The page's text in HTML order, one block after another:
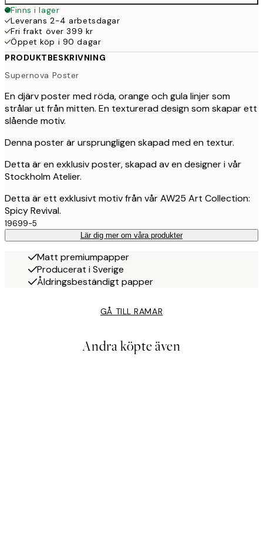
Finns i lager
Leverans 2-4 arbetsdagar
Fri frakt över 399 kr
Öppet köp i 90 dagar
PRODUKTBESKRIVNING
Supernova Poster
En djärv poster med röda, orange och gula linjer som
strålar ut från mitten. En texturerad design som skapar ett
slående motiv.
Denna poster är ursprungligen skapad med en textur.
Detta är en exklusiv poster, skapad av en designer i vår
Stockholm Atelier.
Detta är ett exklusivt motiv från vår AW25 Art Collection:
Spicy Revival.
19699-5
Lär dig mer om våra produkter
Matt premiumpapper
Producerat i Sverige
Åldringsbeständigt papper
GÅ TILL RAMAR
Andra köpte även